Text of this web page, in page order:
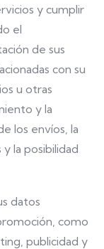
y cumplir
el
de sus
con su
u otras
y la
los envíos, la
la posibilidad
datos
como
publicidad y